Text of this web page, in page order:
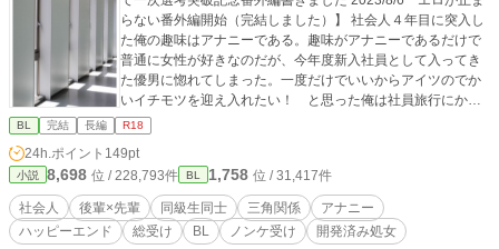
らない番外編開始（完結しました）】 社会人４年目に突入し
た俺の趣味はアナニーである。趣味がアナニーであるだけで
普通に女性が好きなのだが、今年度新入社員として入ってき
た優男に惚れてしまった。一度だけでいいからアイツのでか
いイチモツを迎え入れたい！ と思った俺は社員旅行にかけ
たのだがッ！？ 三角関係、３Ｐありのエロエロハッピーエン
ドです。 乳首責め／ディルド／快楽責め／アナル責め／後輩
はバリタチ／ケツマン／メス穴／ 続編で攻め増えます（何／
バター犬志願の攻め／乳首責め好きな元カレ タイトルからし
てひどい。 不定期更新です。 12/26～ 補足番外編上げてい
ます 1/6～ 腹黒岡君編スタートしました。過去にＮＴＲあり
です。（1/27完結） 1/28～ 更に番外編を上げています 2/2
BL 完結 長編 R18
24h.ポイント 149pt
小説 8,698 位 / 228,793件 BL 1,758 位 / 31,417件
社会人 後輩×先輩 同級生同士 三角関係
アナニー
ハッピーエンド
総受け BL ノンケ受け 開発済み処女